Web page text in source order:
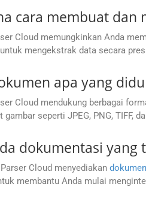
cara membuat dan
Cloud memungkinkan Anda
mengekstrak data secara
apa yang
Cloud mendukung berbagai
gambar seperti JPEG, PNG, TIFF,
dokumentasi yang
Cloud menyediakan
membantu Anda mulai